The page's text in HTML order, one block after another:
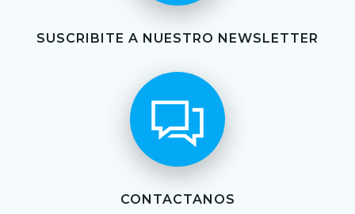
SUSCRIBITE A NUESTRO NEWSLETTER
CONTACTANOS